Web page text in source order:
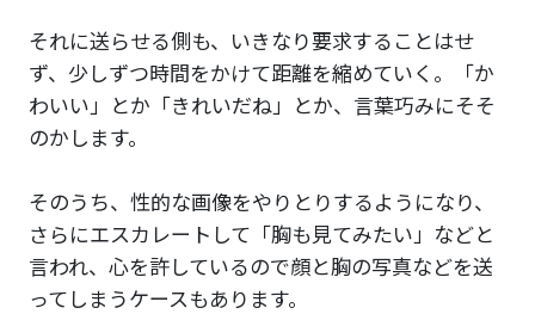
それに送らせる側も、いきなり要求することはせ
ず、少しずつ時間をかけて距離を縮めていく。「か
わいい」とか「きれいだね」とか、言葉巧みにそそ
のかします。
そのうち、性的な画像をやりとりするようになり、
さらにエスカレートして「胸も見てみたい」などと
言われ、心を許しているので顔と胸の写真などを送
ってしまうケースもあります。